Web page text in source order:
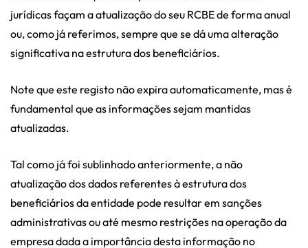
jurídicas façam a atualização do seu RCBE de forma anual
ou, como já referimos, sempre que se dá uma alteração
significativa na estrutura dos beneficiários.
Note que este registo não expira automaticamente, mas é
fundamental que as informações sejam mantidas
atualizadas.
Tal como já foi sublinhado anteriormente, a não
atualização dos dados referentes à estrutura dos
beneficiários da entidade pode resultar em sanções
administrativas ou até mesmo restrições na operação da
empresa dada a importância desta informação no